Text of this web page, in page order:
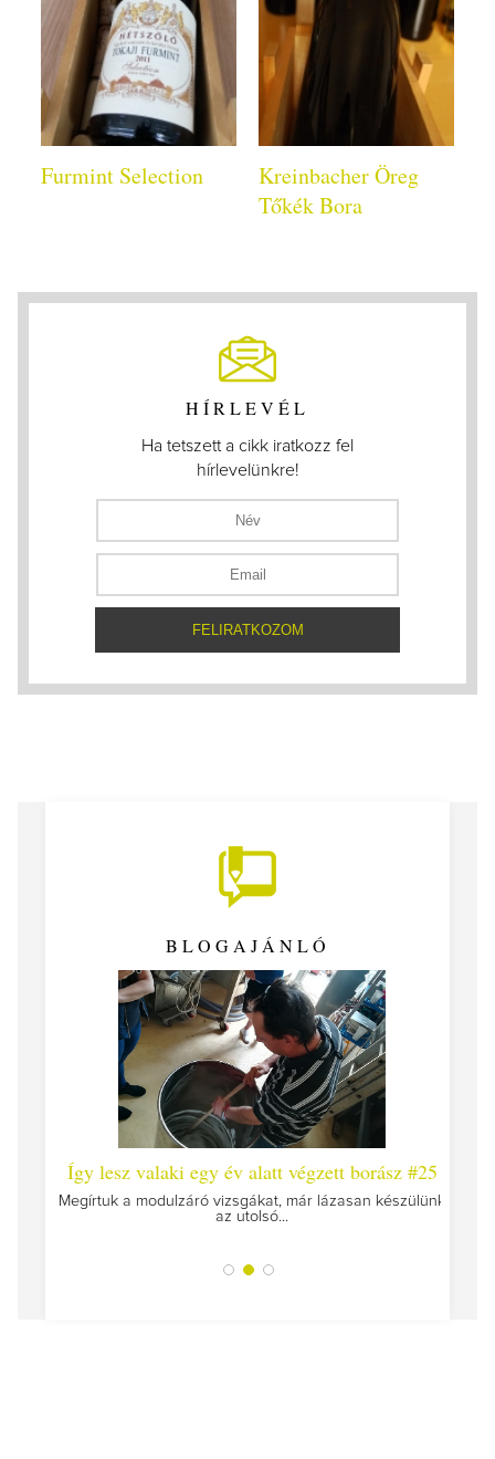
Furmint Selection
Kreinbacher Öreg
Tőkék Bora
HÍRLEVÉL
Ha tetszett a cikk iratkozz fel
hírlevelünkre!
BLOGAJÁNLÓ
Így lesz valaki egy év alatt végzett borász #25
Megírtuk a modulzáró vizsgákat, már lázasan készülünk
az utolsó...